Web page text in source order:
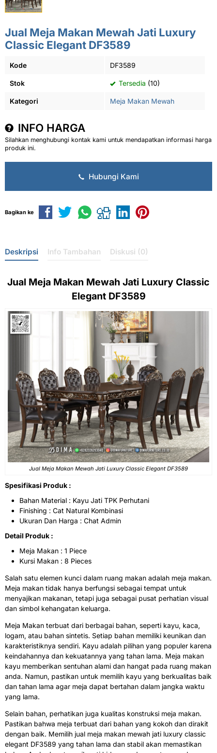
Jual Meja Makan Mewah Jati Luxury
Classic Elegant DF3589
Kode DF3589
Stok Tersedia (10)
Kategori Meja Makan Mewah
INFO HARGA
Silahkan menghubungi kontak kami untuk mendapatkan informasi harga
produk ini.
Hubungi Kami
Bagikan ke
Deskripsi Info Tambahan Diskusi (0)
Jual Meja Makan Mewah Jati Luxury Classic
Elegant DF3589
Jual Meja Makan Mewah Jati Luxury Classic Elegant DF3589
Spesifikasi Produk :
Bahan Material : Kayu Jati TPK Perhutani
Finishing : Cat Natural Kombinasi
Ukuran Dan Harga : Chat Admin
Detail Produk :
Meja Makan : 1 Piece
Kursi Makan : 8 Pieces
Salah satu elemen kunci dalam ruang makan adalah meja makan.
Meja makan tidak hanya berfungsi sebagai tempat untuk
menyajikan makanan, tetapi juga sebagai pusat perhatian visual
dan simbol kehangatan keluarga.
Meja Makan terbuat dari berbagai bahan, seperti kayu, kaca,
logam, atau bahan sintetis. Setiap bahan memiliki keunikan dan
karakteristiknya sendiri. Kayu adalah pilihan yang populer karena
keindahannya dan kekuatannya yang tahan lama. Meja makan
kayu memberikan sentuhan alami dan hangat pada ruang makan
anda. Namun, pastikan untuk memilih kayu yang berkualitas baik
dan tahan lama agar meja dapat bertahan dalam jangka waktu
yang lama.
Selain bahan, perhatikan juga kualitas konstruksi meja makan.
Pastikan bahwa meja terbuat dari bahan yang kokoh dan dirakit
dengan baik. Memilih jual meja makan mewah jati luxury classic
elegant DF3589 yang tahan lama dan stabil akan memastikan